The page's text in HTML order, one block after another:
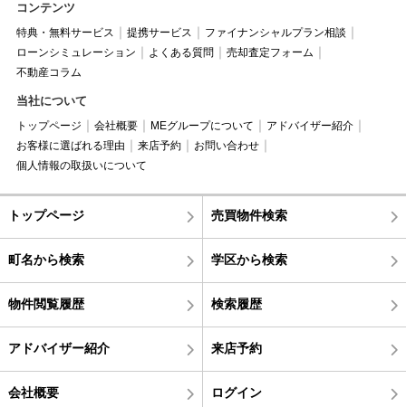
コンテンツ
特典・無料サービス 提携サービス
ファイナンシャルプラン相談
ローンシミュレーション
よくある質問
売却査定フォーム
不動産コラム
当社について
トップページ 会社概要 MEグループについて
アドバイザー紹介
お客様に選ばれる理由
来店予約
お問い合わせ
個人情報の取扱いについて
トップページ 売買物件検索
町名から検索 学区から検索
物件閲覧履歴 検索履歴
アドバイザー紹介 来店予約
会社概要 ログイン